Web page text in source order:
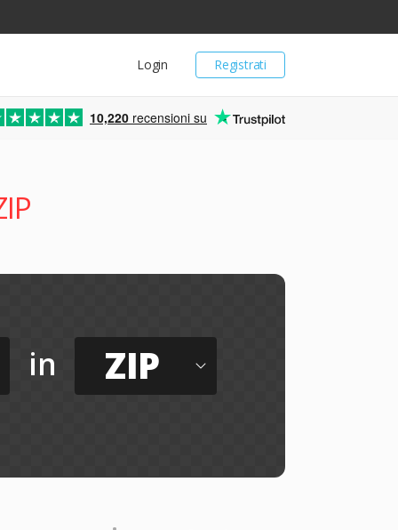
Registrati
Login
10,220 recensioni su
in ZIP